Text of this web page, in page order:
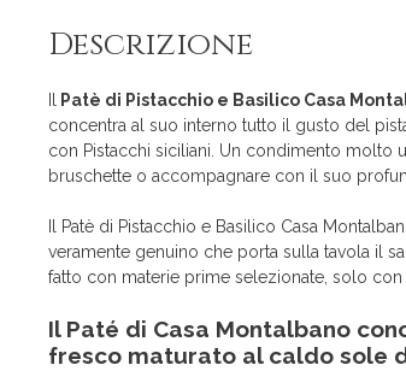
Descrizione
Patè di Pistacchio e Basilico Casa
concentra al suo interno tutto il gusto del
con Pistacchi siciliani. Un condimento molto
bruschette o accompagnare con il suo
Il Patè di Pistacchio e Basilico Casa
veramente genuino che porta sulla tavola il
fatto con materie prime selezionate, solo con
Il Paté di Casa Montalbano
fresco maturato al caldo sole